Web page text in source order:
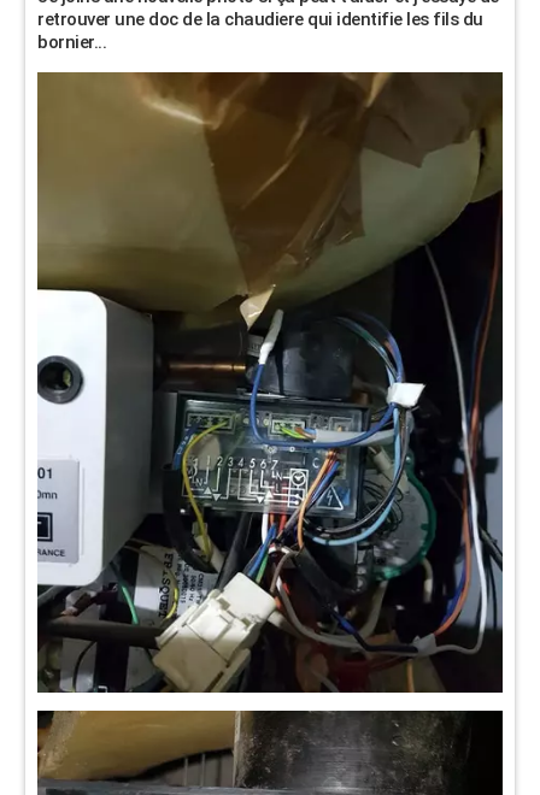
retrouver une doc de la chaudiere qui identifie les fils du
bornier...